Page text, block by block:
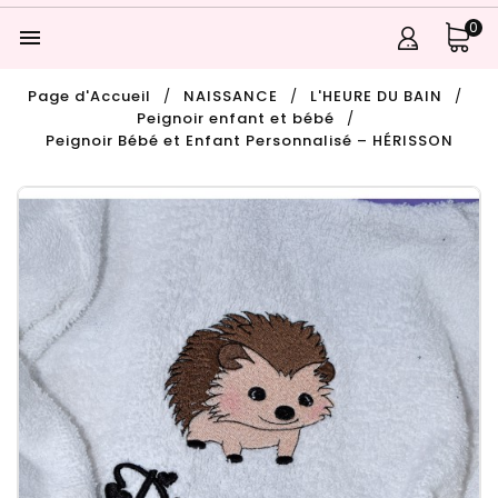
 0
Page d'Accueil NAISSANCE
L'HEURE DU BAIN
Peignoir enfant et bébé
Peignoir Bébé et Enfant Personnalisé – HÉRISSON